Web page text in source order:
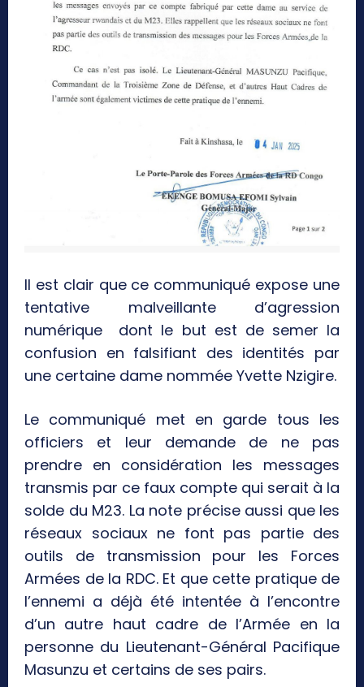
Il est clair que ce communiqué expose une
tentative malveillante d’agression
numérique dont le but est de semer la
confusion en falsifiant des identités par
une certaine dame nommée Yvette Nzigire.
Le communiqué met en garde tous les
officiers et leur demande de ne pas
prendre en considération les messages
transmis par ce faux compte qui serait à la
solde du M23. La note précise aussi que les
réseaux sociaux ne font pas partie des
outils de transmission pour les Forces
Armées de la RDC. Et que cette pratique de
l’ennemi a déjà été intentée à l’encontre
d’un autre haut cadre de l’Armée en la
personne du Lieutenant-Général Pacifique
Masunzu et certains de ses pairs.